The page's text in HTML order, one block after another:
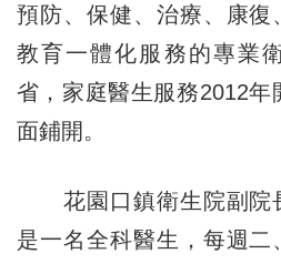
預防、保健、治療、康復
教育一體化服務的專業
省，家庭醫生服務2012年
面鋪開。
花園口鎮衛生院副院
是一名全科醫生，每週二